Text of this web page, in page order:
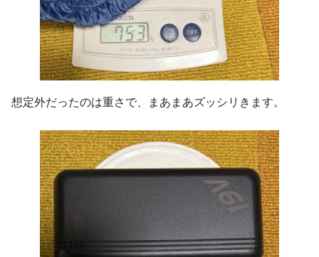
想定外だったのは重さで、まあまあズッシリきます。